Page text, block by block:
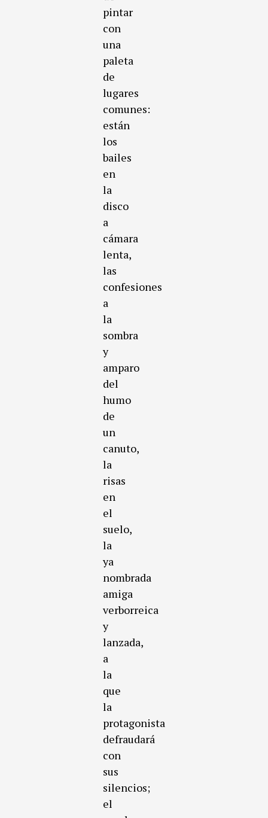
pintar
con
una
paleta
de
lugares
comunes:
están
los
bailes
en
la
disco
a
cámara
lenta,
las
confesiones
a
la
sombra
y
amparo
del
humo
de
un
canuto,
la
risas
en
el
suelo,
la
ya
nombrada
amiga
verborreica
y
lanzada,
a
la
que
la
protagonista
defraudará
con
sus
silencios;
el